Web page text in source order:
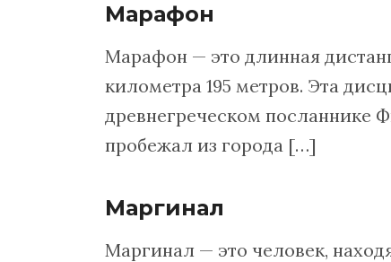
Марафон
Марафон — это длинная
километра 195 метров. Эта
древнегреческом посланнике
пробежал из города […]
Маргинал
Маргинал — это человек,